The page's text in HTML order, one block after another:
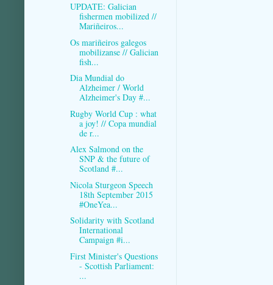
UPDATE: Galician
fishermen mobilized //
Mariñeiros...
Os mariñeiros galegos
mobilizanse // Galician
fish...
Dia Mundial do
Alzheimer / World
Alzheimer's Day #...
Rugby World Cup : what
a joy! // Copa mundial
de r...
Alex Salmond on the
SNP & the future of
Scotland #...
Nicola Sturgeon Speech
18th September 2015
#OneYea...
Solidarity with Scotland
International
Campaign #i...
First Minister's Questions
- Scottish Parliament:
...